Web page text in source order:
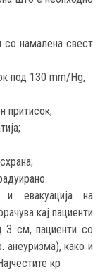
со намалена свест
под 130 mm/Hg,
притисок;
и евакуација на
кај пациенти
3 см, пациенти со
анеуризма), како и
кр